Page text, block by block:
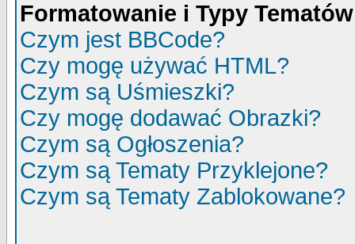
Formatowanie i Typy Tematów
Czym jest BBCode?
Czy mogę używać HTML?
Czym są Uśmieszki?
Czy mogę dodawać Obrazki?
Czym są Ogłoszenia?
Czym są Tematy Przyklejone?
Czym są Tematy Zablokowane?